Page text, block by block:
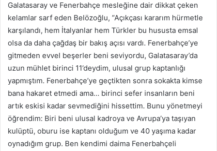
Galatasaray ve Fenerbahçe mesleğine dair dikkat çeken
kelamlar sarf eden Belözoğlu, “Açıkçası kararım hürmetle
karşılandı, hem İtalyanlar hem Türkler bu hususta emsal
olsa da daha çağdaş bir bakış açısı vardı. Fenerbahçe’ye
gitmeden evvel beşerler beni seviyordu, Galatasaray’da
uzun mühlet birinci 11’deydim, ulusal grup kaptanlığı
yapmıştım. Fenerbahçe’ye geçtikten sonra sokakta kimse
bana hakaret etmedi ama… birinci sefer insanların beni
artık eskisi kadar sevmediğini hissettim. Bunu yönetmeyi
öğrendim: Biri beni ulusal kadroya ve Avrupa’ya taşıyan
kulüptü, oburu ise kaptanı olduğum ve 40 yaşıma kadar
oynadığım grup. Ben kendimi daima Fenerbahçeli